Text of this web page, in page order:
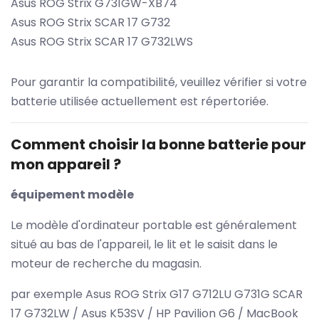
Asus ROG Strix SCAR 17 G732
Asus ROG Strix SCAR 17 G732LWS
Pour garantir la compatibilité, veuillez vérifier si votre
batterie utilisée actuellement est répertoriée.
Comment choisir la bonne batterie pour
mon appareil ?
équipement modèle
Le modèle d'ordinateur portable est généralement
situé au bas de l'appareil, le lit et le saisit dans le
moteur de recherche du magasin.
par exemple Asus ROG Strix G17 G712LU G731G SCAR
17 G732LW / Asus K53SV / HP Pavilion G6 / MacBook